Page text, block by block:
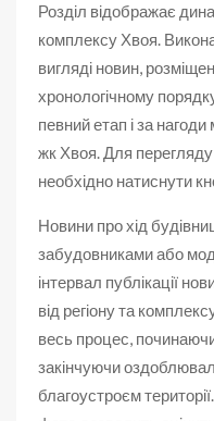
Розділ відображає
комплексу Хвоя.
вигляді новин,
хронологічному
певний етап і за
жк Хвоя. Для перегляду
необхідно натиснути
Новини про хід
забудовниками або
інтервал публікації
від регіону та
весь процес,
закінчуючи
благоустроєм